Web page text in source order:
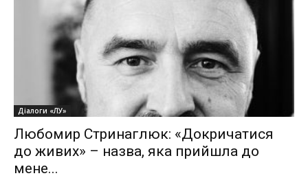
Діалоги «ЛУ»
Любомир Стринаглюк: «Докричатися
до живих» – назва, яка прийшла до
мене...